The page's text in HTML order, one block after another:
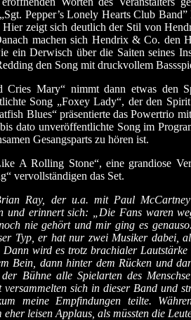
Pepper’s Lonely Hearts Club
Hier zeigt sich deutlich der Stil von
machen sich Hendrix & Co. den
ein Derwisch über die Saiten seines
den Song mit druckvollem
Cries Mary“ nimmt dann etwas den
Song „Foxey Lady“, der den
Blues“ präsentierte das Powertrio
dato unveröffentlichte Song im
Gesangsparts zu hören ist.
A Rolling Stone“, eine grandiose
vervollständigen das Set.
Ray, der u.a. mit Paul
und erinnert sich: „Die Fans waren
nie gehört und mir ging es
Typ, er hat nur zwei Musiker dabei,
Dann wird es trotz brachialer
Bein, dann hinter dem Rücken und
Bühne alle Spielarten des
versammelten sich in dieser Band und
meine Empfindungen teilte.
eher leisen Applaus, als müssten die